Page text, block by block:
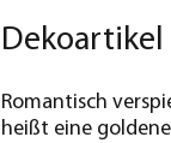
Dekoartikel
Romantisch
heißt eine